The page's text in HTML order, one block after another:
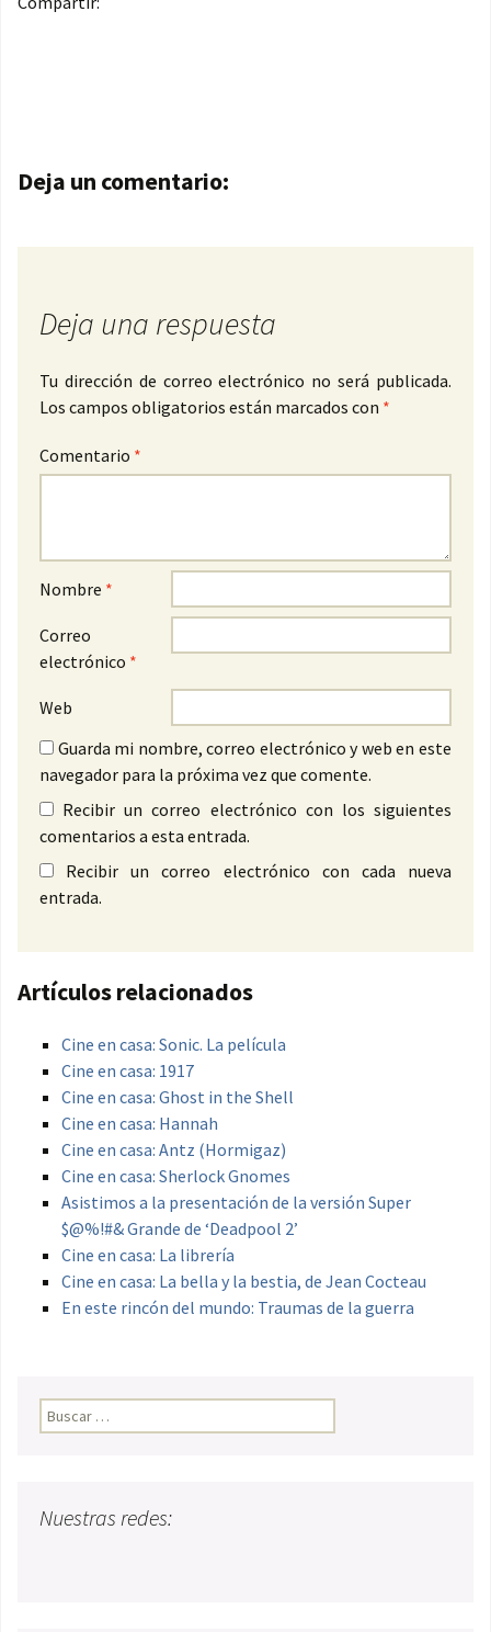
Navegación de entradas
Deja un comentario:
Deja una respuesta
Tu dirección de correo electrónico no será publicada.
Los campos obligatorios están marcados con *
Comentario *
Nombre *
Correo
electrónico *
Web
Guarda mi nombre, correo electrónico y web en este
navegador para la próxima vez que comente.
Recibir un correo electrónico con los siguientes
comentarios a esta entrada.
Recibir un correo electrónico con cada nueva
entrada.
Artículos relacionados
Cine en casa: Sonic. La película
Cine en casa: 1917
Cine en casa: Ghost in the Shell
Cine en casa: Hannah
Cine en casa: Antz (Hormigaz)
Cine en casa: Sherlock Gnomes
Asistimos a la presentación de la versión Super
$@%!#& Grande de ‘Deadpool 2’
Cine en casa: La librería
Cine en casa: La bella y la bestia, de Jean Cocteau
En este rincón del mundo: Traumas de la guerra
Buscar:
Nuestras redes: